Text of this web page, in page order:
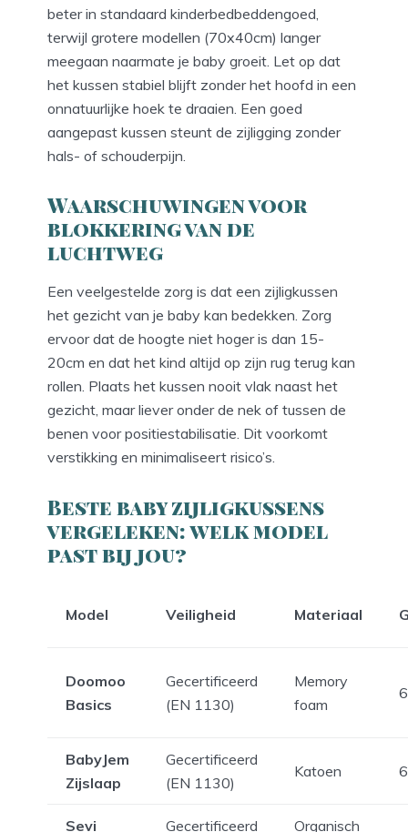
beter in standaard kinderbedbeddengoed,
terwijl grotere modellen (70x40cm) langer
meegaan naarmate je baby groeit. Let op dat
het kussen stabiel blijft zonder het hoofd in een
onnatuurlijke hoek te draaien. Een goed
aangepast kussen steunt de zijligging zonder
hals- of schouderpijn.
Waarschuwingen voor
blokkering van de
luchtweg
Een veelgestelde zorg is dat een zijligkussen
het gezicht van je baby kan bedekken. Zorg
ervoor dat de hoogte niet hoger is dan 15-
20cm en dat het kind altijd op zijn rug terug kan
rollen. Plaats het kussen nooit vlak naast het
gezicht, maar liever onder de nek of tussen de
benen voor positiestabilisatie. Dit voorkomt
verstikking en minimaliseert risico’s.
Beste baby zijligkussens
vergeleken: welk model
past bij jou?
Model Veiligheid Materiaal
Doomoo
Basics
Gecertificeerd
(EN 1130)
Memory
foam
BabyJem
Zijslaap
Gecertificeerd
(EN 1130)
Katoen
Sevi Gecertificeerd Organisch